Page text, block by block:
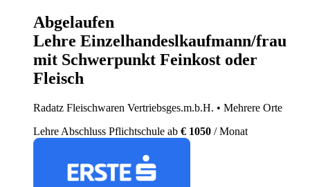
Abgelaufen
Lehre Einzelhandeslkaufmann/frau
mit Schwerpunkt Feinkost oder
Fleisch
Radatz Fleischwaren Vertriebsges.m.b.H. • Mehrere Orte
Lehre Abschluss Pflichtschule ab € 1050 / Monat